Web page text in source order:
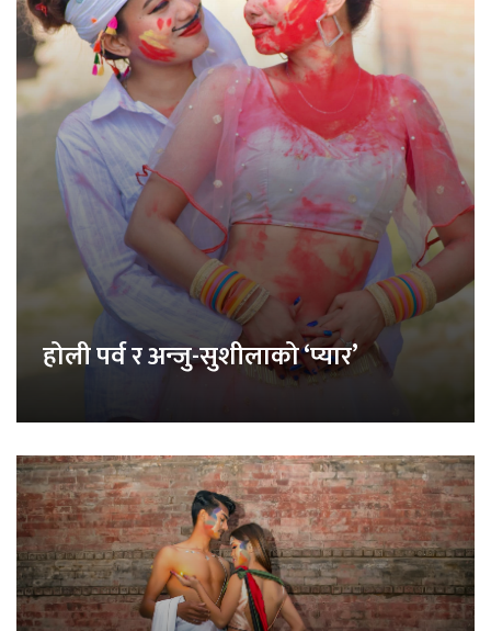
होली पर्व र अन्जु-सुशीलाको ‘प्यार’